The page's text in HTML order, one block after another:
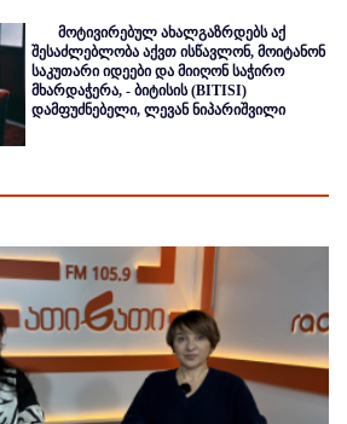
მოტივირებულ ახალგაზრდებს აქ
შესაძლებლობა აქვთ ისწავლონ, მოიტანონ
საკუთარი იდეები და მიიღონ საჭირო
მხარდაჭერა, - ბიტისის (BITISI)
დამფუძნებელი, ლევან ნიპარიშვილი